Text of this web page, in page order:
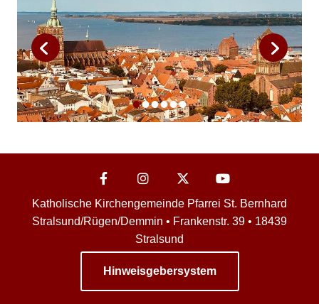
Katholische Kirchengemeinde Pfarrei St. Bernhard
Stralsund/Rügen/Demmin • Frankenstr. 39 • 18439
Stralsund
Hinweisgebersystem